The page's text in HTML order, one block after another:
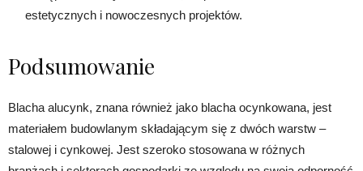
estetycznych i nowoczesnych projektów.
Podsumowanie
Blacha alucynk, znana również jako blacha ocynkowana, jest
materiałem budowlanym składającym się z dwóch warstw –
stalowej i cynkowej. Jest szeroko stosowana w różnych